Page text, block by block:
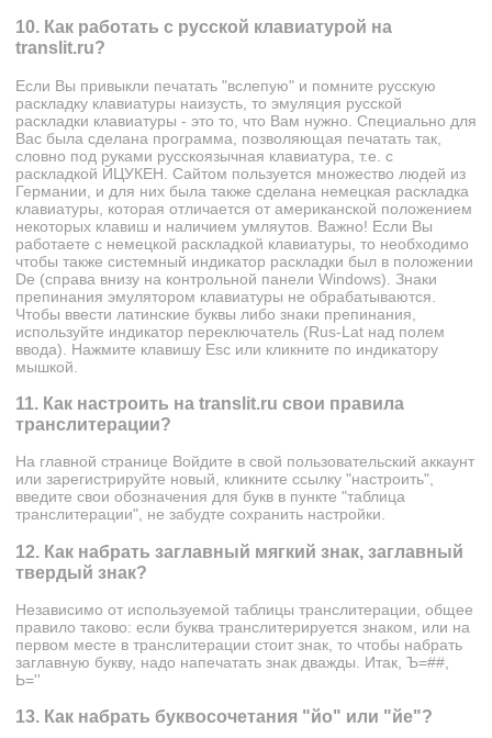
10. Как работать с русской клавиатурой на
translit.ru?
Если Вы привыкли печатать "вслепую" и помните русскую
раскладку клавиатуры наизусть, то эмуляция русской
раскладки клавиатуры - это то, что Вам нужно. Специально для
Вас была сделана программа, позволяющая печатать так,
словно под руками русскоязычная клавиатура, т.е. с
раскладкой ЙЦУКЕН . Сайтом пользуется множество людей из
Германии, и для них была также сделана немецкая раскладка
клавиатуры, которая отличается от американской положением
некоторых клавиш и наличием умляутов. Важно! Если Вы
работаете с немецкой раскладкой клавиатуры, то необходимо
чтобы также системный индикатор раскладки был в положении
De (справа внизу на контрольной панели Windows). Знаки
препинания эмулятором клавиатуры не обрабатываются.
Чтобы ввести латинские буквы либо знаки препинания,
используйте индикатор переключатель (Rus-Lat над полем
ввода). Нажмите клавишy Esc или кликните по индикатору
мышкой.
11. Как настроить на translit.ru свои правила
транслитерации?
На главной странице Войдите в свой пользовательский аккаунт
или зарегистрируйте новый, кликните ссылку "настроить",
введите свои обозначения для букв в пункте "таблица
транслитерации", не забудте сохранить настройки.
12. Как набрать заглавный мягкий знак, заглавный
твердый знак?
Независимо от используемой таблицы транслитерации, общее
правило таково: если буква транслитерируется знаком, или на
первом месте в транслитерации стоит знак, то чтобы набрать
заглавную букву, надо напечатать знак дважды. Итак, Ъ=##,
Ь=''
13. Как набрать буквосочетания "йо" или "йе"?